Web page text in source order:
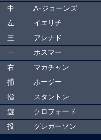
中
A･ジョーンズ
左
イエリチ
三
アレナド
一
ホスマー
右
マカチャン
捕
ポージー
指
スタントン
遊
クロフォード
投
グレガーソン